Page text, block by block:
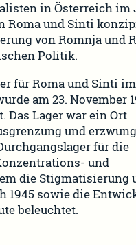
in Österreich im
Roma und Sinti
von Romnja und
Politik.
für Roma und Sinti im
am 23. November
Lager war ein Ort
und
für die
und
die Stigmatisierung
1945 sowie die
beleuchtet.